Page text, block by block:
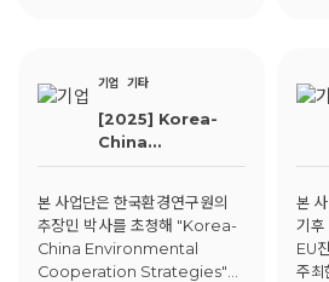
making"에 대해 발표함.
기업 기타
[2025] Korea-
China
Environmental
Strategies
본 사업단은 한국환경연구원의
추장민 박사를 초청해 "Korea-
China Environmental
Cooperation Strategies"에
본
기후
EU
주